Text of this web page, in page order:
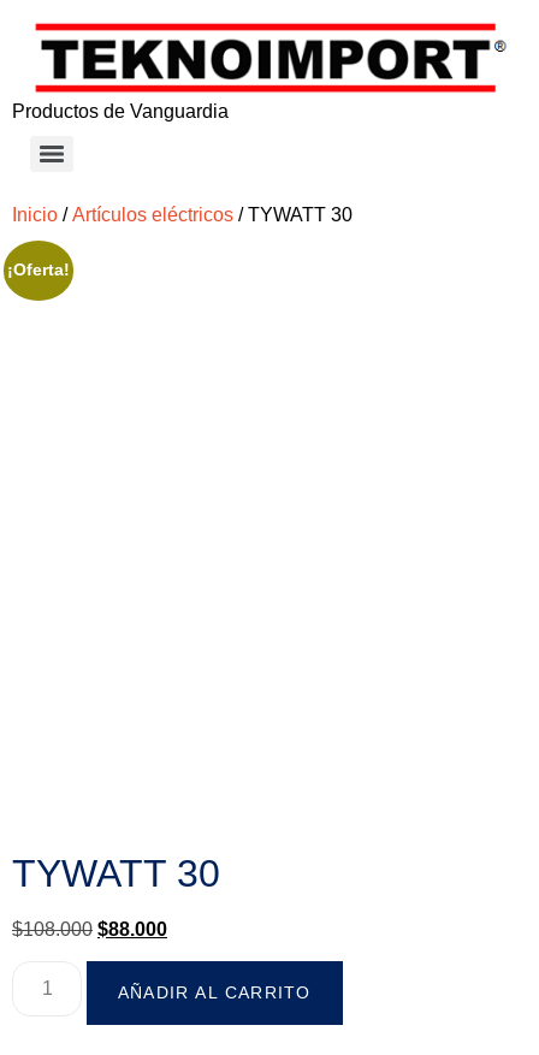
Productos de Vanguardia
Inicio /Artículos eléctricos / TYWATT 30
¡Oferta!
TYWATT 30
$108.000 $88.000
AÑADIR AL CARRITO